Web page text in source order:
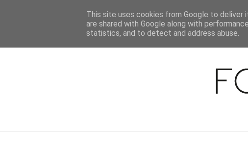
BLOG O MNIE
This site uses cookies from Google to deliver
are shared with Google along with
statistics, and to detect and address abuse.